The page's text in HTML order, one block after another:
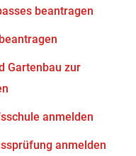
beantragen
Gartenbau zur
anmelden
anmelden